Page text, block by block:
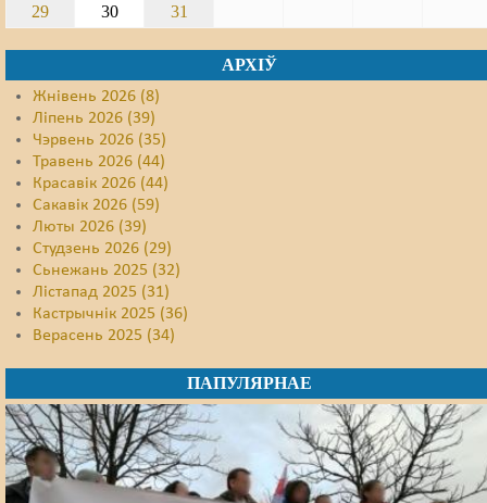
29
30 31
АРХІЎ
Жнівень 2026 (8)
Ліпень 2026 (39)
Чэрвень 2026 (35)
Травень 2026 (44)
Красавік 2026 (44)
Сакавік 2026 (59)
Люты 2026 (39)
Студзень 2026 (29)
Сьнежань 2025 (32)
Лістапад 2025 (31)
Кастрычнік 2025 (36)
Верасень 2025 (34)
ПАПУЛЯРНАЕ